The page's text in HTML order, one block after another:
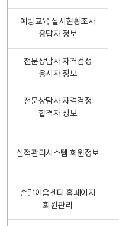
예방교육 실시현황조사
응답자 정보
전문상담사 자격검정
응시자 정보
전문상담사 자격검정
합격자 정보
실적관리시스템 회원정보
손말이음센터 홈페이지
회원관리